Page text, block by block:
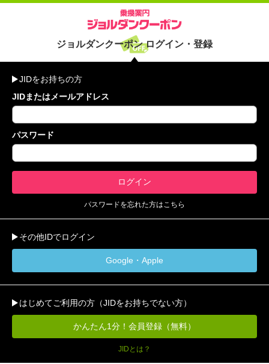
ジョルダンクーポン ログイン・登録
JIDをお持ちの方
JIDまたはメールアドレス
パスワード
パスワードを忘れた方はこちら
その他IDでログイン
Google・Apple
はじめてご利用の方（JIDをお持ちでない方）
かんたん1分！会員登録（無料）
JIDとは？